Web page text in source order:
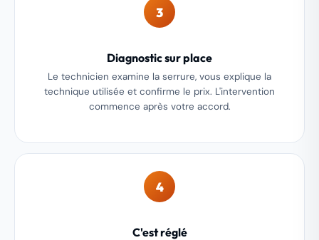
3
Diagnostic sur place
Le technicien examine la serrure, vous explique la
technique utilisée et confirme le prix. L'intervention
commence après votre accord.
4
C'est réglé